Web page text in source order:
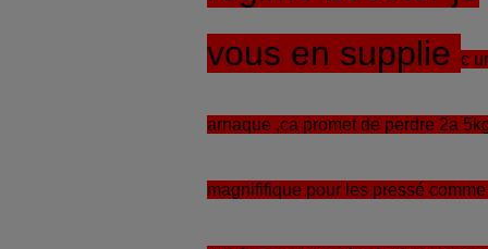
vous en supplie c
arnaque ,ca promet de perdre 2a
magnififique pour les pressé